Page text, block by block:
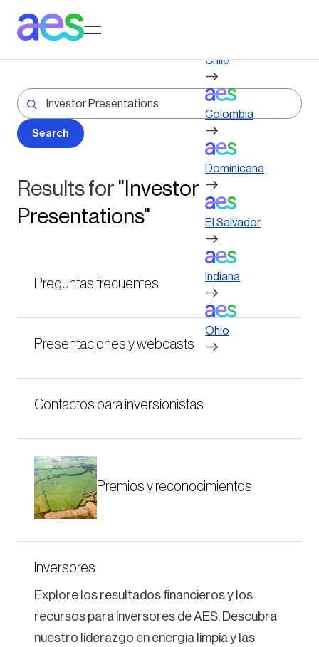
contenido
Results for "Investor
Presentations"
Preguntas frecuentes
Presentaciones y webcasts
Contactos para inversionistas
Premios y reconocimientos
Inversores
Explore los resultados financieros y los
recursos para inversores de AES. Descubra
nuestro liderazgo en energía limpia y las
Chile
Colombia
Dominicana
El Salvador
Indiana
Ohio